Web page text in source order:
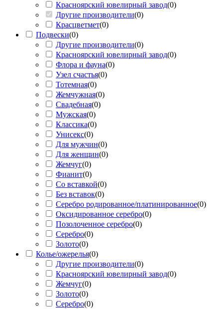
Красноярский ювелирный завод(0)
Другие производители(0)
Красцветмет(0)
Подвески(0)
Другие производители(0)
Красноярский ювелирный завод(0)
Флора и фауна(0)
Узел счастья(0)
Тотемная(0)
Жемчужная(0)
Свадебная(0)
Мужская(0)
Классика(0)
Унисекс(0)
Для мужчин(0)
Для женщин(0)
Жемчуг(0)
Фианит(0)
Со вставкой(0)
Без вставок(0)
Серебро родированное/платинированное(0)
Оксидированное серебро(0)
Позолоченное серебро(0)
Серебро(0)
Золото(0)
Колье/ожерелья(0)
Другие производители(0)
Красноярский ювелирный завод(0)
Жемчуг(0)
Золото(0)
Серебро(0)